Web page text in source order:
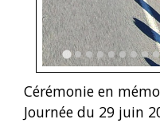
Cérémonie en
Journée du 29 juin